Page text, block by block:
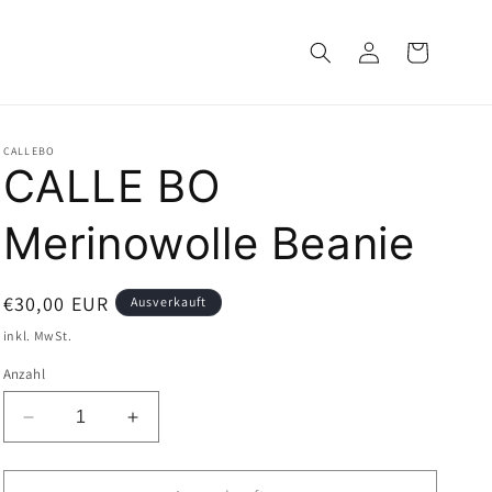
EinloggenWarenkorb
CALLEBO
CALLE BO
Merinowolle Beanie
Normaler
Preis
€30,00 EUR Ausverkauft
inkl. MwSt.
Anzahl
Verringere
die
Menge
Erhöhe
die
Menge